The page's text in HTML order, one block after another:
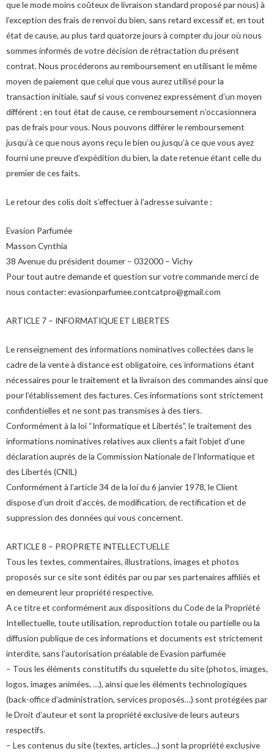
que le mode moins coûteux de livraison standard proposé par nous) à
l’exception des frais de renvoi du bien, sans retard excessif et, en tout
état de cause, au plus tard quatorze jours à compter du jour où nous
sommes informés de votre décision de rétractation du présent
contrat. Nous procéderons au remboursement en utilisant le même
moyen de paiement que celui que vous aurez utilisé pour la
transaction initiale, sauf si vous convenez expressément d’un moyen
différent ; en tout état de cause, ce remboursement n’occasionnera
pas de frais pour vous. Nous pouvons différer le remboursement
jusqu’à ce que nous ayons reçu le bien ou jusqu’à ce que vous ayez
fourni une preuve d’expédition du bien, la date retenue étant celle du
premier de ces faits.
Le retour des colis doit s’effectuer à l’adresse suivante :
Evasion Parfumée
Masson Cynthia
38 Avenue du président doumer – 032000 – Vichy
Pour tout autre demande et question sur votre commande merci de
nous contacter: evasionparfumee.contcatpro@gmail.com
ARTICLE 7 – INFORMATIQUE ET LIBERTES
Le renseignement des informations nominatives collectées dans le
cadre de la vente à distance est obligatoire, ces informations étant
nécessaires pour le traitement et la livraison des commandes ainsi que
pour l’établissement des factures. Ces informations sont strictement
confidentielles et ne sont pas transmises à des tiers.
Conformément à la loi “Informatique et Libertés”, le traitement des
informations nominatives relatives aux clients a fait l’objet d’une
déclaration auprès de la Commission Nationale de l’Informatique et
des Libertés (CNIL)
Conformément à l’article 34 de la loi du 6 janvier 1978, le Client
dispose d’un droit d’accès, de modification, de rectification et de
suppression des données qui vous concernent.
ARTICLE 8 – PROPRIETE INTELLECTUELLE
Tous les textes, commentaires, illustrations, images et photos
proposés sur ce site sont édités par ou par ses partenaires affiliés et
en demeurent leur propriété respective.
A ce titre et conformément aux dispositions du Code de la Propriété
Intellectuelle, toute utilisation, reproduction totale ou partielle ou la
diffusion publique de ces informations et documents est strictement
interdite, sans l’autorisation préalable de Evasion parfumée
– Tous les éléments constitutifs du squelette du site (photos, images,
logos, images animées, …), ainsi que les éléments technologiques
(back-office d’administration, services proposés…) sont protégées par
le Droit d’auteur et sont la propriété exclusive de leurs auteurs
respectifs.
– Les contenus du site (textes, articles…) sont la propriété exclusive